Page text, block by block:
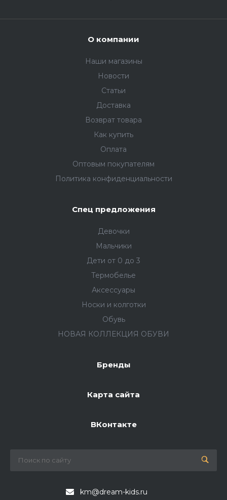
О компании
Наши магазины
Новости
Статьи
Доставка
Возврат товара
Как купить
Оплата
Оптовым покупателям
Политика конфиденциальности
Спец предложения
Девочки
Мальчики
Дети от 0 до 3
Термобелье
Аксессуары
Носки и колготки
Обувь
НОВАЯ КОЛЛЕКЦИЯ ОБУВИ
Бренды
Карта сайта
ВКонтакте
km@dream-kids.ru